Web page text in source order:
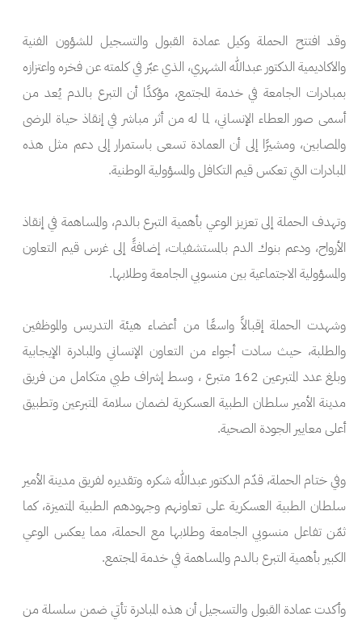
وقد افتتح الحملة وكيل عمادة القبول والتسجيل للشؤون الفنية
والاكاديمية الدكتور عبدالله الشهري، الذي عبّر في كلمته عن فخره واعتزازه
بمبادرات الجامعة في خدمة المجتمع، مؤكدًا أن التبرع بالدم يُعد من
أسمى صور العطاء الإنساني، لما له من أثر مباشر في إنقاذ حياة المرضى
والمصابين، ومشيرًا إلى أن العمادة تسعى باستمرار إلى دعم مثل هذه
المبادرات التي تعكس قيم التكافل والمسؤولية الوطنية.
وتهدف الحملة إلى تعزيز الوعي بأهمية التبرع بالدم، والمساهمة في إنقاذ
الأرواح، ودعم بنوك الدم بالمستشفيات، إضافةً إلى غرس قيم التعاون
والمسؤولية الاجتماعية بين منسوبي الجامعة وطلابها.
وشهدت الحملة إقبالاً واسعًا من أعضاء هيئة التدريس والموظفين
والطلبة، حيث سادت أجواء من التعاون الإنساني والمبادرة الإيجابية
وبلغ عدد المتبرعين 162 متبرع ، وسط إشراف طبي متكامل من فريق
مدينة الأمير سلطان الطبية العسكرية لضمان سلامة المتبرعين وتطبيق
أعلى معايير الجودة الصحية.
وفي ختام الحملة، قدّم الدكتور عبدالله شكره وتقديره لفريق مدينة الأمير
سلطان الطبية العسكرية على تعاونهم وجهودهم الطبية المتميزة، كما
ثمّن تفاعل منسوبي الجامعة وطلابها مع الحملة، مما يعكس الوعي
الكبير بأهمية التبرع بالدم والمساهمة في خدمة المجتمع.
وأكدت عمادة القبول والتسجيل أن هذه المبادرة تأتي ضمن سلسلة من